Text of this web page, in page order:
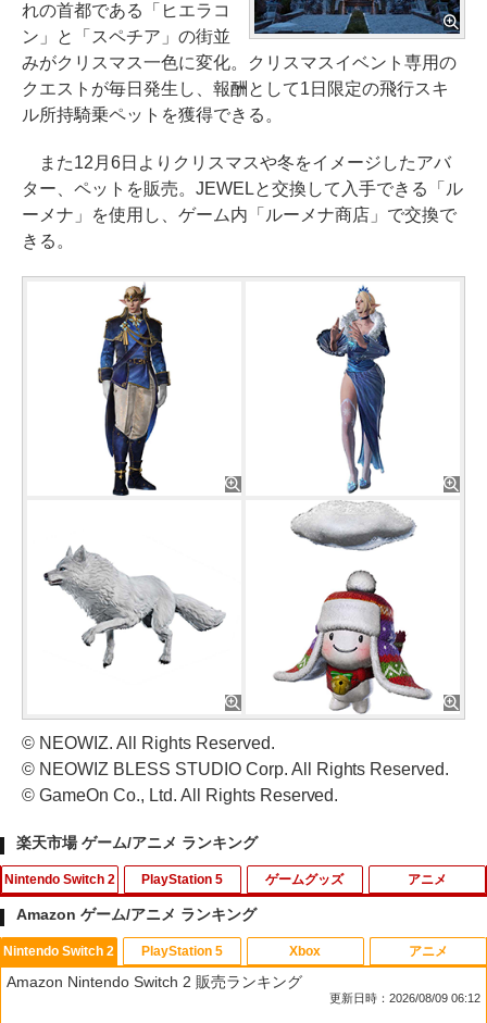
れの首都である「ヒエラコ
ン」と「スペチア」の街並
みがクリスマス一色に変化。クリスマスイベント専用の
クエストが毎日発生し、報酬として1日限定の飛行スキ
ル所持騎乗ペットを獲得できる。
また12月6日よりクリスマスや冬をイメージしたアバ
ター、ペットを販売。JEWELと交換して入手できる「ル
ーメナ」を使用し、ゲーム内「ルーメナ商店」で交換で
きる。
© NEOWIZ. All Rights Reserved.
© NEOWIZ BLESS STUDIO Corp. All Rights Reserved.
© GameOn Co., Ltd. All Rights Reserved.
楽天市場 ゲーム/アニメ ランキング
Nintendo Switch 2
1
楽天1位 switch2 保護フィルム【他全機
種】【2枚目半額&ケーブルもらえる】ス
イッチ2 保護フィルム switch2 フィルム
PlayStation 5
1
【楽天ブックス限定特典+特典】空の軌
跡 the 2nd PS5版(DLCチラシ：NEOブ
レイサー・アガット+【早期購入外付特
ゲームグッズ アニメ
1
【中古】【Blu−ray】プリンセスコネク
ト！Re：Dive 2 / アニメ
Amazon ゲーム/アニメ ランキング
Nintendo Switch 2
Amazon Nintendo Switch 2 販売ランキング
更新日時：2026/08/09 06:12
PlayStation 5 Xbox アニメ